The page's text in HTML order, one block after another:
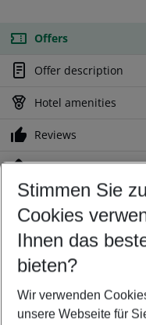
Offers
Offer description
Hotel amenities
Reviews
Location
Customize your offer
Find the perfect deal
Your departure airport
Any airport
Select your date range
10/08/26–08/08/
Stimmen Sie
Cookies
Ihnen das
bieten?
Wir verwenden
unsere Webseite für